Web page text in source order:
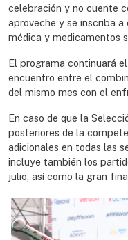
celebración y no cuente
aproveche y se inscriba
médica y medicamentos
El programa continuará
encuentro entre el
del mismo mes con el
En caso de que la
posteriores de la
adicionales en todas las
incluye también los
julio, así como la gran